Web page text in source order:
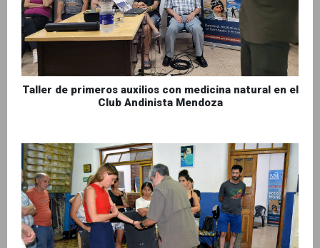
Taller de primeros auxilios con medicina natural en el
Club Andinista Mendoza